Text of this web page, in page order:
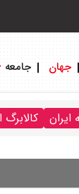
جهان جامعه
ایران کالابرگ